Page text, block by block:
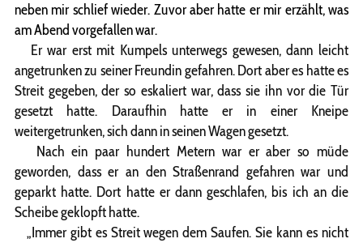
neben mir schlief wieder. Zuvor aber hatte er mir erzählt, was
am Abend vorgefallen war.
Er war erst mit Kumpels unterwegs gewesen, dann leicht
angetrunken zu seiner Freundin gefahren. Dort aber es hatte es
Streit gegeben, der so eskaliert war, dass sie ihn vor die Tür
gesetzt hatte. Daraufhin hatte er in einer Kneipe
weitergetrunken, sich dann in seinen Wagen gesetzt.
Nach ein paar hundert Metern war er aber so müde
geworden, dass er an den Straßenrand gefahren war und
geparkt hatte. Dort hatte er dann geschlafen, bis ich an die
Scheibe geklopft hatte.
„Immer gibt es Streit wegen dem Saufen. Sie kann es nicht